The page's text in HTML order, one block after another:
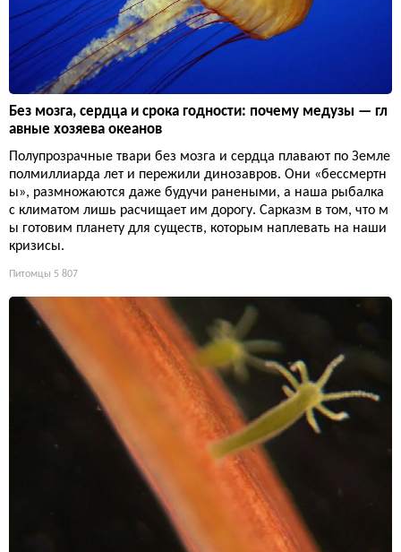
Без мозга, сердца и срока годности: почему медузы — гл
авные хозяева океанов
Полупрозрачные твари без мозга и сердца плавают по Земле
полмиллиарда лет и пережили динозавров. Они «бессмертн
ы», размножаются даже будучи ранеными, а наша рыбалка
с климатом лишь расчищает им дорогу. Сарказм в том, что м
ы готовим планету для существ, которым наплевать на наши
кризисы.
Питомцы 5 807